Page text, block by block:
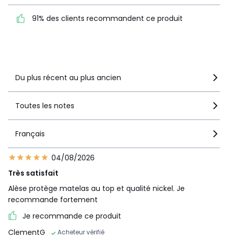
recommandent ce produit
91% des clients recommandent ce produit
Du plus récent au plus ancien
Toutes les notes
Français
04/08/2026
Très satisfait
Alèse protège matelas au top et qualité nickel. Je
recommande fortement
Je recommande ce produit
ClementG
Acheteur vérifié